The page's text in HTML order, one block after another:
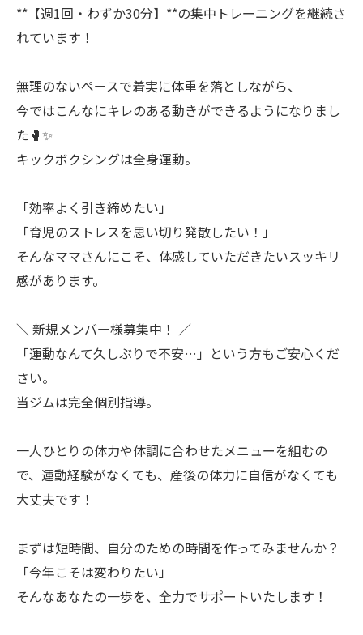
**【週1回・わずか30分】**の集中トレーニングを継続さ
れています！
無理のないペースで着実に体重を落としながら、
今ではこんなにキレのある動きができるようになりまし
た🥊✨
キックボクシングは全身運動。
「効率よく引き締めたい」
「育児のストレスを思い切り発散したい！」
そんなママさんにこそ、体感していただきたいスッキリ
感があります。
＼ 新規メンバー様募集中！ ／
「運動なんて久しぶりで不安…」という方もご安心くだ
さい。
当ジムは完全個別指導。
一人ひとりの体力や体調に合わせたメニューを組むの
で、運動経験がなくても、産後の体力に自信がなくても
大丈夫です！
まずは短時間、自分のための時間を作ってみませんか？
「今年こそは変わりたい」
そんなあなたの一歩を、全力でサポートいたします！